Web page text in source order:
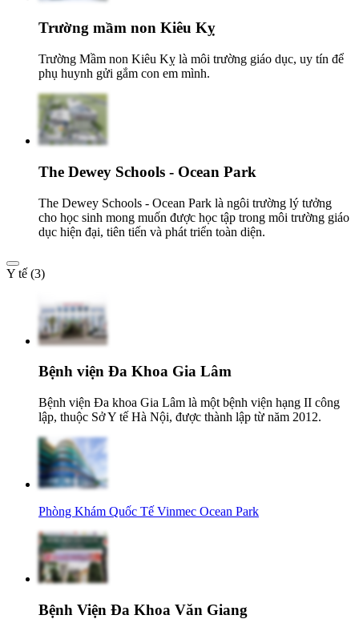
Trường mầm non Kiêu Kỵ
Trường Mầm non Kiêu Kỵ là môi trường giáo dục, uy tín để
phụ huynh gửi gắm con em mình.
The Dewey Schools - Ocean Park
The Dewey Schools - Ocean Park là ngôi trường lý tưởng
cho học sinh mong muốn được học tập trong môi trường giáo
dục hiện đại, tiên tiến và phát triển toàn diện.
Y tế (3)
Bệnh viện Đa Khoa Gia Lâm
Bệnh viện Đa khoa Gia Lâm là một bệnh viện hạng II công
lập, thuộc Sở Y tế Hà Nội, được thành lập từ năm 2012.
Phòng Khám Quốc Tế Vinmec Ocean Park
Bệnh Viện Đa Khoa Văn Giang